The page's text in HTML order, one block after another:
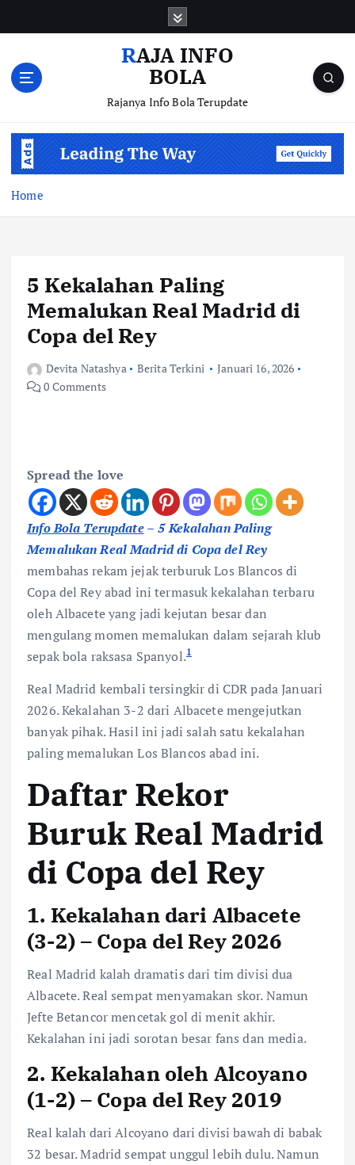
RAJA INFO
BOLA
Rajanya Info Bola Terupdate
Home
5 Kekalahan Paling
Memalukan Real Madrid di
Copa del Rey
Devita Natashya Berita Terkini
Januari 16, 2026
0 Comments
Spread the love
Info Bola Terupdate– 5 Kekalahan Paling
Memalukan Real Madrid di Copa del Rey
membahas rekam jejak terburuk Los Blancos di
Copa del Rey abad ini termasuk kekalahan terbaru
oleh Albacete yang jadi kejutan besar dan
mengulang momen memalukan dalam sejarah klub
sepak bola raksasa Spanyol.1
Real Madrid kembali tersingkir di CDR pada Januari
2026. Kekalahan 3-2 dari Albacete mengejutkan
banyak pihak. Hasil ini jadi salah satu kekalahan
paling memalukan Los Blancos abad ini.
Daftar Rekor
Buruk Real Madrid
di Copa del Rey
1. Kekalahan dari Albacete
(3-2) – Copa del Rey 2026
Real Madrid kalah dramatis dari tim divisi dua
Albacete. Real sempat menyamakan skor. Namun
Jefte Betancor mencetak gol di menit akhir.
Kekalahan ini jadi sorotan besar fans dan media.
2. Kekalahan oleh Alcoyano
(1-2) – Copa del Rey 2019
Real kalah dari Alcoyano dari divisi bawah di babak
32 besar. Madrid sempat unggul lebih dulu. Namun